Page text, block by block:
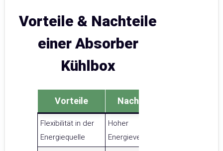
Vorteile & Nachteile
einer Absorber
Kühlbox
Vorteile Nachteile
Flexibilität in der
Energiequelle
Hoher
Energieverbrauch